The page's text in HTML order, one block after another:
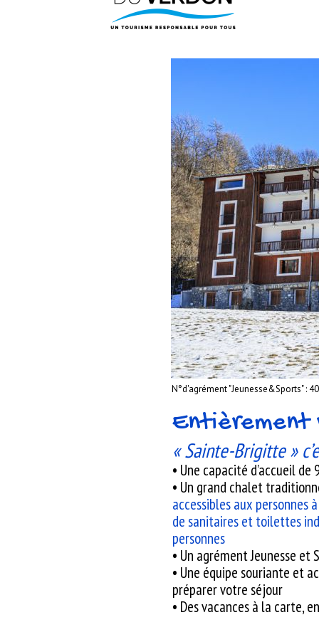
Entièrement
« Sainte-Brigitte »
• Une capacité d’accueil de
• Un grand chalet
accessibles aux
de sanitaires et toilettes
personnes
• Un agrément Jeunesse
• Une équipe souriante et
préparer votre séjour
• Des vacances à la carte,
N°d'agrément "Jeunesse&Sports" :